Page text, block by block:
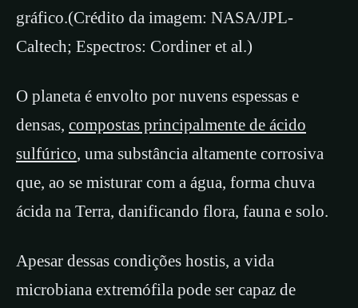
gráfico.(Crédito da imagem: NASA/JPL-
Caltech; Espectros: Cordiner et al.)
O planeta é envolto por nuvens espessas e
densas, compostas principalmente de ácido
sulfúrico, uma substância altamente corrosiva
que, ao se misturar com a água, forma chuva
ácida na Terra, danificando flora, fauna e solo.
Apesar dessas condições hostis, a vida
microbiana extremófila pode ser capaz de